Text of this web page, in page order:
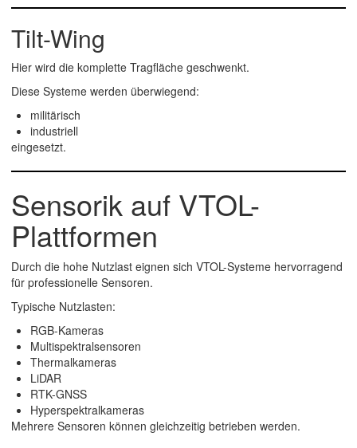
Tilt-Wing
Hier wird die komplette Tragfläche geschwenkt.
Diese Systeme werden überwiegend:
militärisch
industriell
eingesetzt.
Sensorik auf VTOL-
Plattformen
Durch die hohe Nutzlast eignen sich VTOL-Systeme hervorragend
für professionelle Sensoren.
Typische Nutzlasten:
RGB-Kameras
Multispektralsensoren
Thermalkameras
LiDAR
RTK-GNSS
Hyperspektralkameras
Mehrere Sensoren können gleichzeitig betrieben werden.